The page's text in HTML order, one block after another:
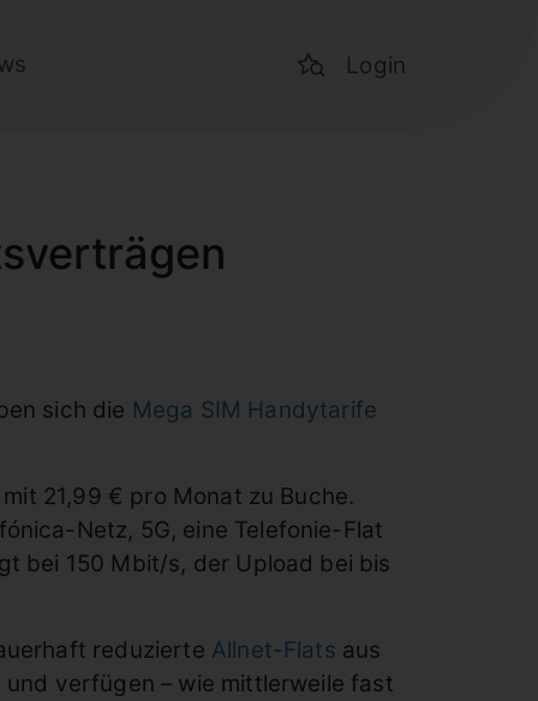
Login
sich die Mega SIM Handytarife
21,99 € pro Monat zu Buche.
Netz, 5G, eine Telefonie-Flat
bei 150 Mbit/s, der Upload bei bis
reduzierte Allnet-Flats aus
und verfügen – wie mittlerweile fast